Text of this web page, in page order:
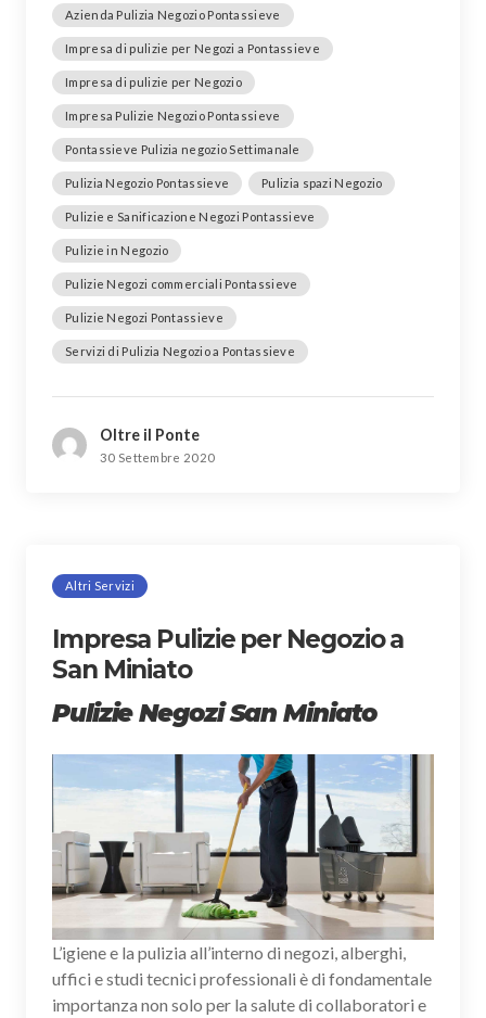
Azienda Pulizia Negozio Pontassieve
Impresa di pulizie per Negozi a Pontassieve
Impresa di pulizie per Negozio
Impresa Pulizie Negozio Pontassieve
Pontassieve Pulizia negozio Settimanale
Pulizia Negozio Pontassieve Pulizia spazi Negozio
Pulizie e Sanificazione Negozi Pontassieve
Pulizie in Negozio
Pulizie Negozi commerciali Pontassieve
Pulizie Negozi Pontassieve
Servizi di Pulizia Negozio a Pontassieve
Oltre il Ponte
30 Settembre 2020
Altri Servizi
Impresa Pulizie per Negozio a
San Miniato
Pulizie Negozi San Miniato
L’igiene e la pulizia all’interno di negozi, alberghi,
uffici e studi tecnici professionali è di fondamentale
importanza non solo per la salute di collaboratori e